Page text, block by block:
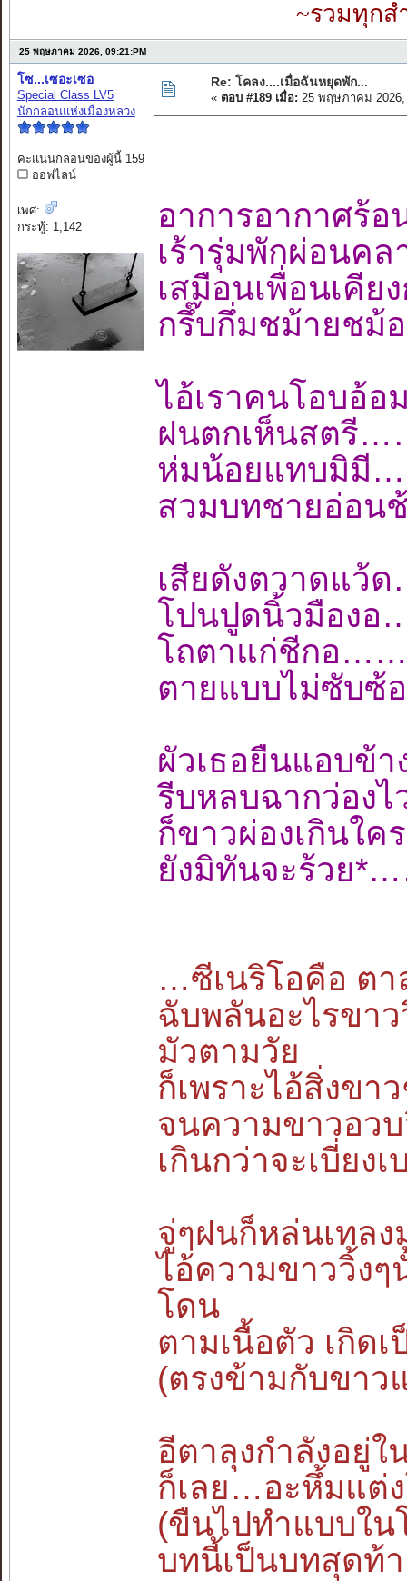
~รวมทุกส
25 พฤษภาคม 2026, 09:21:PM
โซ...เซอะเซอ
Special Class LV5
นักกลอนแห่งเมืองหลวง
คะแนนกลอนของผู้นี้ 159
ออฟไลน์
เพศ:
กระทู้: 1,142
Re: โคลง....เมื่อฉันหยุดพัก...
« ตอบ #189 เมื่อ: 25 พฤษภาคม 2026,
อาการอากาศ
เร้ารุ่มพักผ่อนค
เสมือนเพื่อนเคี
กรึ๊บกึ่มชม้ายช
ไอ้เราคนโอบ
ฝนตกเห็นสต
ห่มน้อยแทบมิ
สวมบทชายอ่อ
เสียดังตวาดแ
โปนปูดนิ้วมือง
โถตาแก่ชีกอ
ตายแบบไม่ซับ
ผัวเธอยืนแอบ
รีบหลบฉากว่อ
ก็ขาวผ่องเกิน
ยังมิทันจะร้วย
…ซีเนริโอคือ ตา
ฉับพลันอะไรขา
มัวตามวัย
ก็เพราะไอ้สิ่งข
จนความขาวอว
เกินกว่าจะเบี่ยง
จู่ๆฝนก็หล่นเทล
ไอ้ความขาววิ้ง
โดน
ตามเนื้อตัว เกิด
(ตรงข้ามกับขา
อีตาลุงกำลังอยู่
ก็เลย…อะหึ้มแต่
(ขืนไปทำแบบใน
บทนี้เป็นบทสุดท้